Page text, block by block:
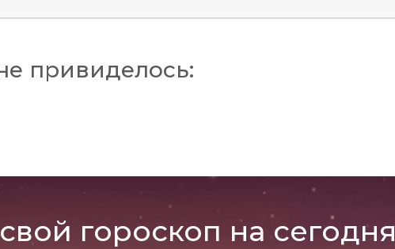
привиделось:
гороскоп на сегодня